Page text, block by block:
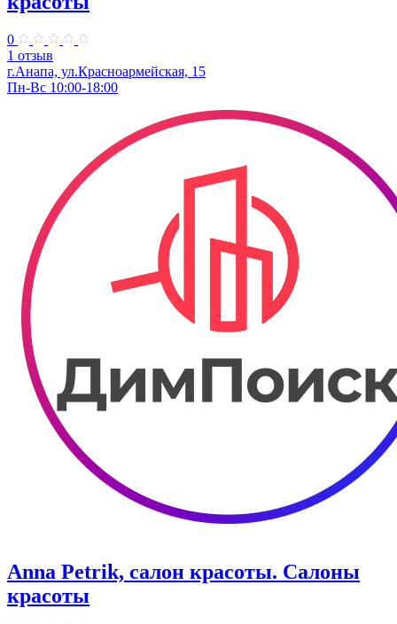
0
1 отзыв
г.Анапа, ул.Красноармейская, 15
Пн-Вс 10:00-18:00
Anna Petrik, салон красоты. Салоны
красоты